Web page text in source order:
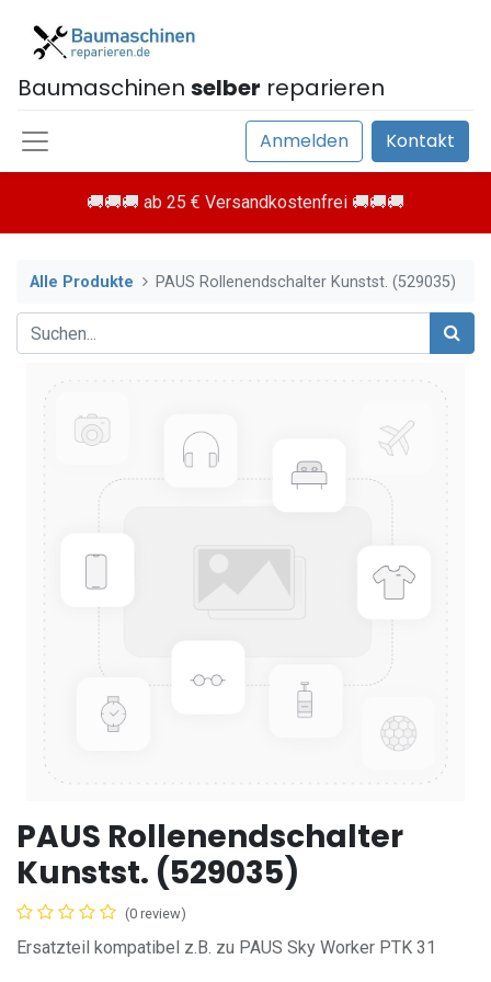
Baumaschinen selber reparieren
Anmelden Kontakt
🚚🚚🚚 ab 25 € Versandkostenfrei 🚚🚚🚚
Alle Produkte PAUS Rollenendschalter Kunstst. (529035)
PAUS Rollenendschalter
Kunstst. (529035)
(0 review)
Ersatzteil kompatibel z.B. zu PAUS Sky Worker PTK 31